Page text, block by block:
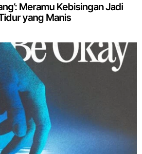
Meramu Kebisingan Jadi
yang Manis